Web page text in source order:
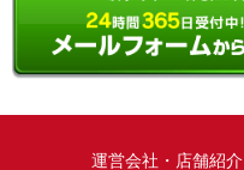
運営会社・店舗紹介